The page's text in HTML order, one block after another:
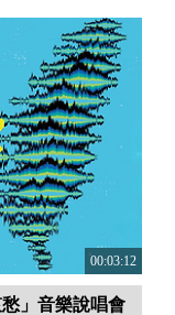
00:03:12
」音樂說唱會